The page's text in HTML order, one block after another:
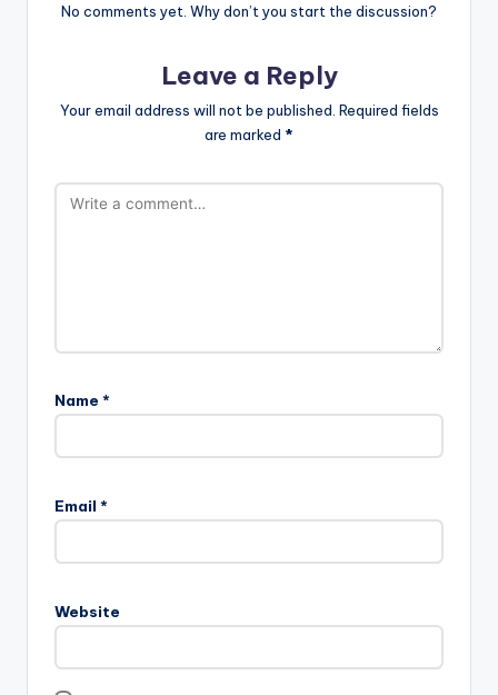
No comments yet. Why don’t you start the discussion?
Leave a Reply
Your email address will not be published. Required fields
are marked *
Name *
Email *
Website